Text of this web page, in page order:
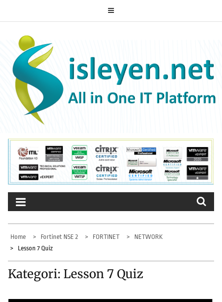
ISLEYEN.NET
All-in-One IT Platform
Home Fortinet NSE 2 FORTINET
NETWORK
Lesson 7 Quiz
Kategori: Lesson 7 Quiz